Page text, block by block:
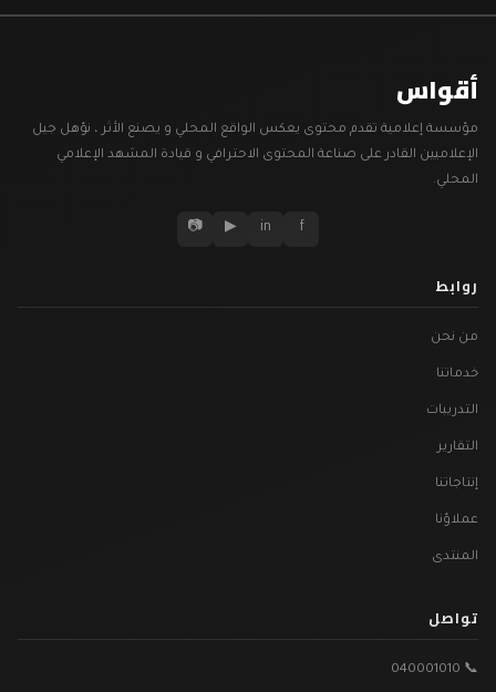
أقواس
مؤسسة إعلامية تقدم محتوى يعكس الواقع المحلي و يصنع الأثر ، نؤهل جيل
الإعلاميين القادر على صناعة المحتوى الاحترافي و قيادة المشهد الإعلامي
المحلي.
f
in
▶
📷
روابط
من نحن
خدماتنا
التدريبات
التقارير
إنتاجاتنا
عملاؤنا
المنتدى
تواصل
📞 040001010